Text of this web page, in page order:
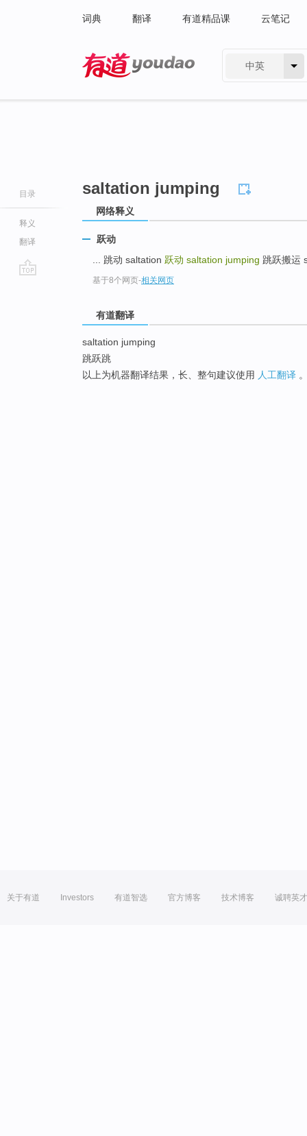
词典 翻译 有道精品课 云笔记
中英
目录
释义
翻译
saltation jumping
网络释义
跃动
... 跳动 saltation 跃动 saltation jumping 跳跃搬运
基于8个网页-相关网页
有道翻译
saltation jumping
跳跃跳
以上为机器翻译结果，长、整句建议使用 人工翻译
关于有道 Investors 有道智选 官方博客 技术博客 诚聘英才